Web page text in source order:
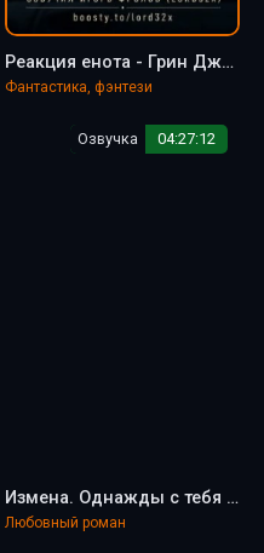
Реакция енота - Грин Джозеф
Фантастика, фэнтези
Озвучка 04:27:12
Измена. Однажды с тебя спросит жизнь! - Соболева Ульяна
Любовный роман